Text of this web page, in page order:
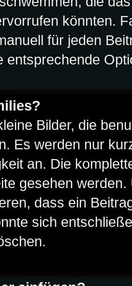
könnten.
für jeden
entsprechende
Bilder, die
Es werden nur
an. Die
gesehen
dass ein
sich